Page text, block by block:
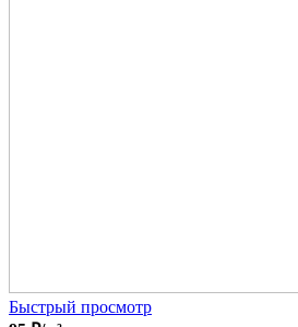
Быстрый просмотр